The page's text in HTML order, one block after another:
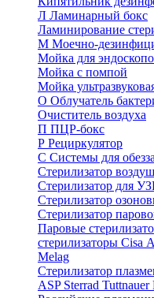
Л Ламинарный бокс
Ламинирование
М Моечно-
Мойка для
Мойка с помпой
Мойка
О Облучатель
Очиститель воздуха
П ПЦР-бокс
Р Рециркулятор
С Системы для
Стерилизатор
Стерилизатор для
Стерилизатор
Стерилизатор
Паровые
стерилизаторы Cisa
Melag
Стерилизатор
ASP Sterrad Tuttnauer